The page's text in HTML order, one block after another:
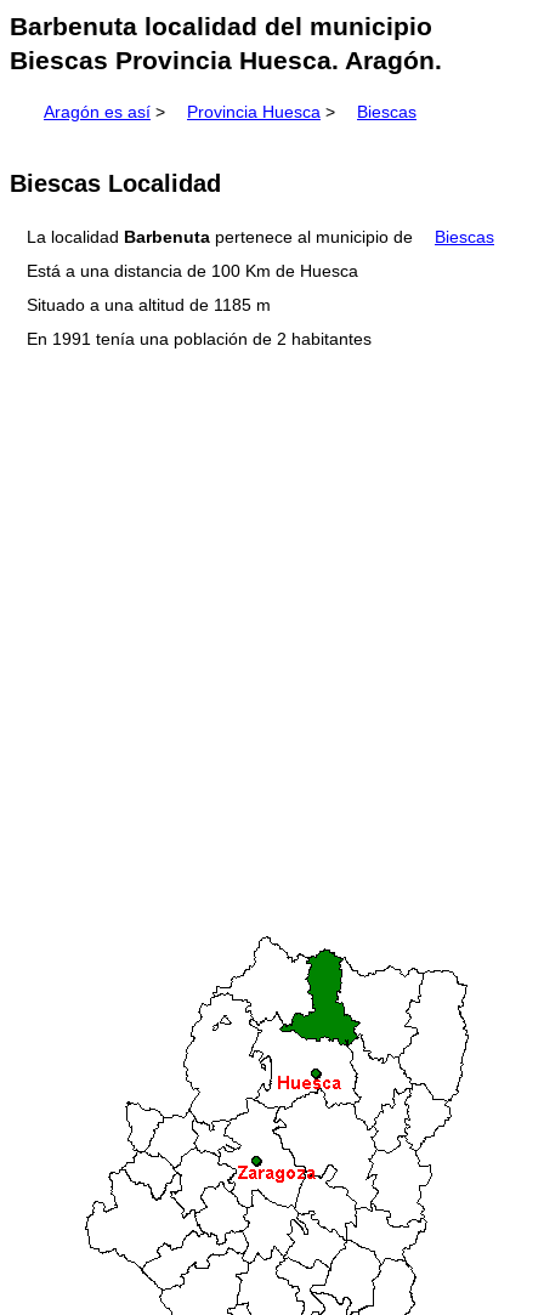
Barbenuta localidad del municipio
Biescas Provincia Huesca. Aragón.
Aragón es así > Provincia Huesca > Biescas
Biescas Localidad
La localidad Barbenuta pertenece al municipio de
Biescas
Está a una distancia de 100 Km de Huesca
Situado a una altitud de 1185 m
En 1991 tenía una población de 2 habitantes